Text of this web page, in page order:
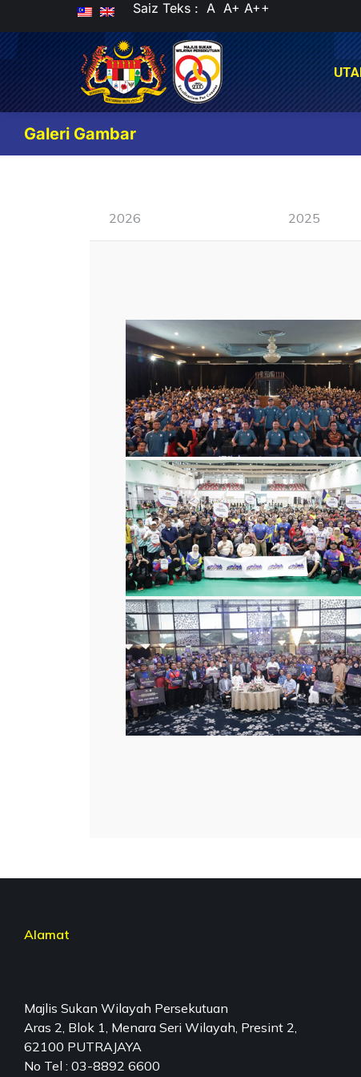
Saiz Teks : A A+ A++
Galeri Gambar
2026 2025
Alamat
Majlis Sukan Wilayah Persekutuan
Aras 2, Blok 1, Menara Seri Wilayah, Presint 2,
62100 PUTRAJAYA
No Tel : 03-8892 6600